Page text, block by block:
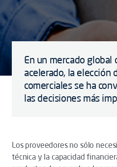
En un mercado global
acelerado, la elección
comerciales se ha
las decisiones más
Los proveedores no sólo
técnica y la capacidad